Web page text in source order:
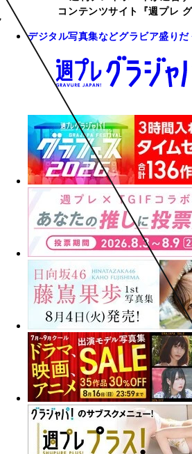
コンテンツサイト『週プレ グ
デジタル写真集などグラビア盛りだ